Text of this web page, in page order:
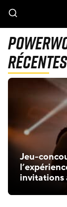
récentes
Jeu-
invitations